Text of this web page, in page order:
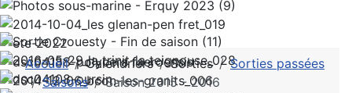
Accueil Calendriers Sorties
Sorties passées
Saisons
Saison 2015 - 2016